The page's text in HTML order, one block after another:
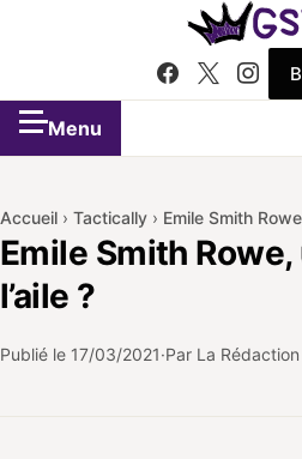
Menu
Accueil › Tactically › Emile Smith
Emile Smith
l’aile ?
Publié le 17/03/2021 Par La Rédaction